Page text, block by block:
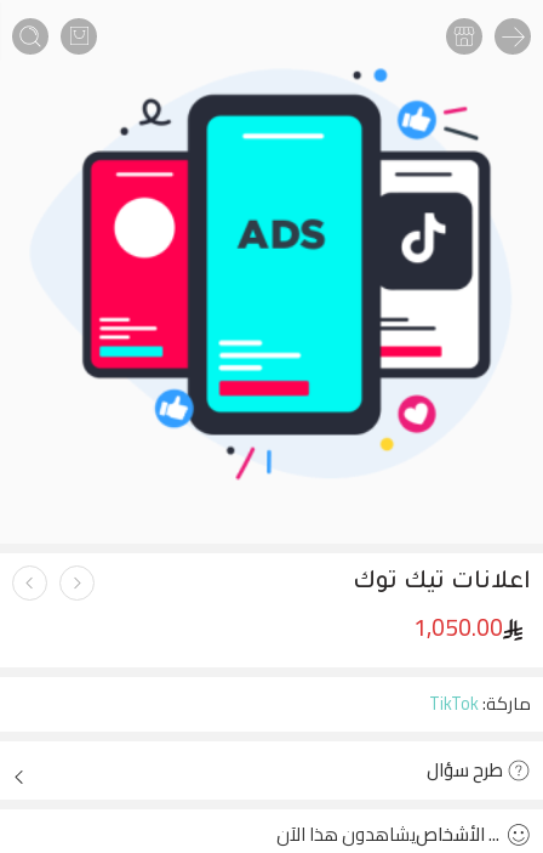
اعلانات تيك توك
1,050.00
ماركة:TikTok
طرح سؤال
...الأشخاصيشاهدون هذا الآن